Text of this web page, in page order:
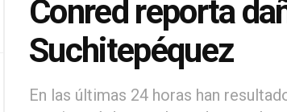
Conred reporta
Suchitepéquez
En las últimas 24 horas han